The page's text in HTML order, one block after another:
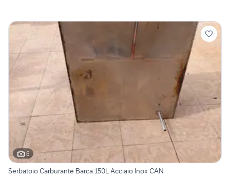
6
Serbatoio Carburante Barca 150L Acciaio Inox CAN